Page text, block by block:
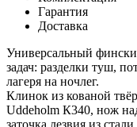
Гарантия
Доставка
Универсальный
задач: разделки туш,
лагеря на ночлег.
Клинок из кованой
Uddeholm К340, нож
заточка лезвия из